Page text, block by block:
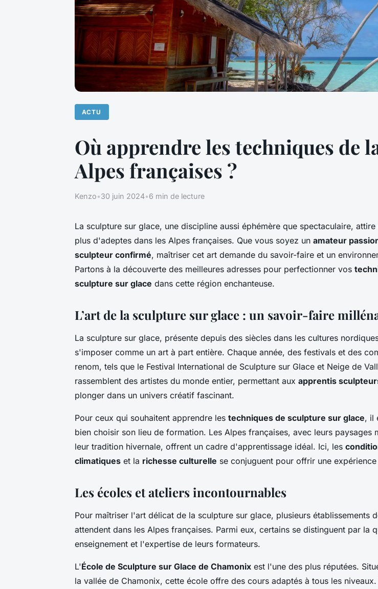
ACTU
Où apprendre les techniques de
Alpes françaises ?
Kenzo•30 juin 2024•6 min de lecture
La sculpture sur glace, une discipline aussi éphémère que spectaculaire,
plus d'adeptes dans les Alpes françaises. Que vous soyez un amateur
sculpteur confirmé, maîtriser cet art demande du savoir-faire et un
Partons à la découverte des meilleures adresses pour perfectionner vos
sculpture sur glace dans cette région enchanteuse.
L’art de la sculpture sur glace : un savoir-faire
La sculpture sur glace, présente depuis des siècles dans les cultures
s'imposer comme un art à part entière. Chaque année, des festivals et des
renom, tels que le Festival International de Sculpture sur Glace et Neige de
rassemblent des artistes du monde entier, permettant aux apprentis
plonger dans un univers créatif fascinant.
Pour ceux qui souhaitent apprendre les techniques de sculpture sur glace, il
bien choisir son lieu de formation. Les Alpes françaises, avec leurs paysages
leur tradition hivernale, offrent un cadre d'apprentissage idéal. Ici, les
climatiques et la richesse culturelle se conjuguent pour offrir une expérience
Les écoles et ateliers incontournables
Pour maîtriser l'art délicat de la sculpture sur glace, plusieurs établissements
attendent dans les Alpes françaises. Parmi eux, certains se distinguent par la
enseignement et l'expertise de leurs formateurs.
L'École de Sculpture sur Glace de Chamonix est l'une des plus réputées.
la vallée de Chamonix, cette école offre des cours adaptés à tous les niveaux.